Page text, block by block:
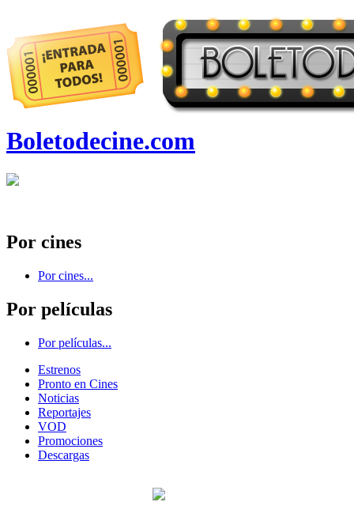
Boletodecine.com
Por cines
Por cines...
Por películas
Por películas...
Estrenos
Pronto en Cines
Noticias
Reportajes
VOD
Promociones
Descargas